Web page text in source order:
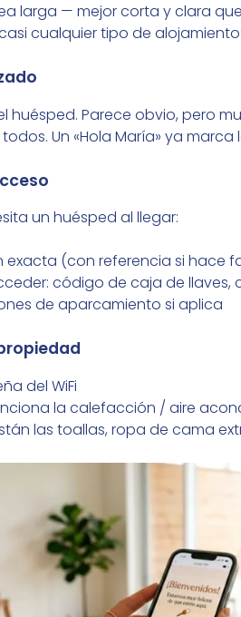
larga — mejor corta y clara
cualquier tipo de alojamiento:
huésped. Parece obvio, pero
Un «Hola María» ya marca
un huésped al llegar:
exacta (con referencia si hace
código de caja de llaves,
de aparcamiento si aplica
del WiFi
la calefacción / aire
las toallas, ropa de cama